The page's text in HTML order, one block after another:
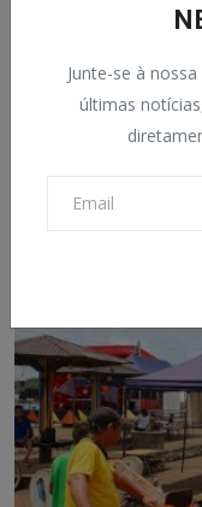
Junte-se à
últimas
EM OIAPOQUE,
APREENDIDOS
Por: Assessoria de